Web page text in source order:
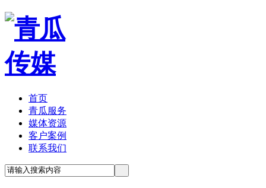
首页
青瓜服务
媒体资源
客户案例
联系我们